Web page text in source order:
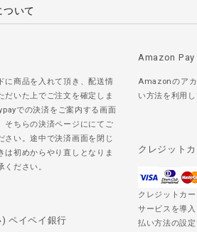
ついて
に商品を入れて頂き、配送情
だいた上でご注文を確定しま
での決済をご案内する画面
そちらの決済ページににてご
さい。途中で決済画面を閉じ
は初めからやり直しとなりま
ください。
Amazon Pay
Amazonのアカ
い方法を利用
クレジット
クレジットカ
サービスを導
払い方法の設
ペイペイ銀行